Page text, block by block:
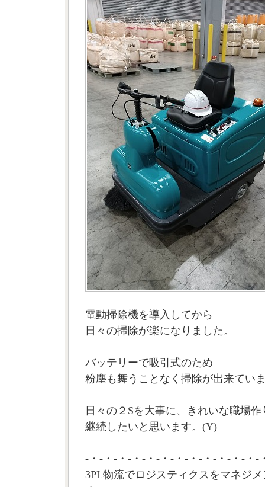
電動掃除機を導入してから
日々の掃除が楽になりました。
バッテリーで吸引式のため
粉塵も舞うことなく掃除が出来てい
日々の２Sを大事に、きれいな職場作
継続したいと思います。(Y)
-・-・-・-・-・-・-・-・-・-・-・-・-
3PL物流でロジスティクスをマネジ